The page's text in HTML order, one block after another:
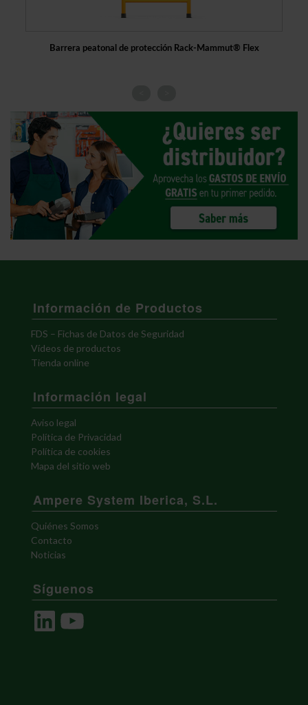
Barrera peatonal de protección Rack-Mammut® Flex
Información de Productos
FDS – Fichas de Datos de Seguridad
Vídeos de productos
Tienda online
Información legal
Aviso legal
Política de Privacidad
Política de cookies
Mapa del sitio web
Ampere System Iberica, S.L.
Quiénes Somos
Contacto
Noticias
Síguenos